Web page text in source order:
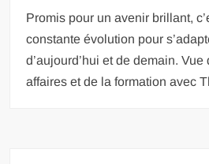
Promis pour un avenir brillant,
constante évolution pour
d’aujourd’hui et de demain. Vue
affaires et de la formation avec